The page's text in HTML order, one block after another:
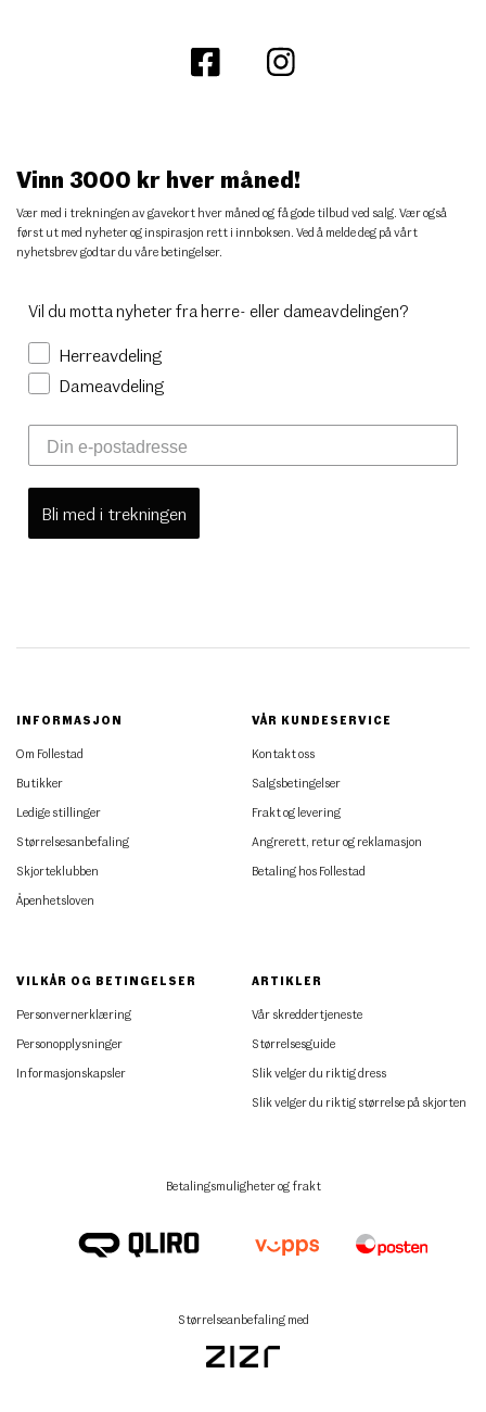
Vinn 3000 kr hver måned!
Vær med i trekningen av gavekort hver måned og få gode tilbud ved salg. Vær også
først ut med nyheter og inspirasjon rett i innboksen. Ved å melde deg på vårt
nyhetsbrev godtar du våre betingelser.
Vil du motta nyheter fra herre- eller dameavdelingen?
Herreavdeling
Dameavdeling
Bli med i trekningen
INFORMASJON
Om Follestad
Butikker
Ledige stillinger
Størrelsesanbefaling
Skjorteklubben
Åpenhetsloven
VÅR KUNDESERVICE
Kontakt oss
Salgsbetingelser
Frakt og levering
Angrerett, retur og reklamasjon
Betaling hos Follestad
VILKÅR OG BETINGELSER
Personvernerklæring
Personopplysninger
Informasjonskapsler
ARTIKLER
Vår skreddertjeneste
Størrelsesguide
Slik velger du riktig dress
Slik velger du riktig størrelse på skjorten
Betalingsmuligheter og frakt
Størrelseanbefaling med